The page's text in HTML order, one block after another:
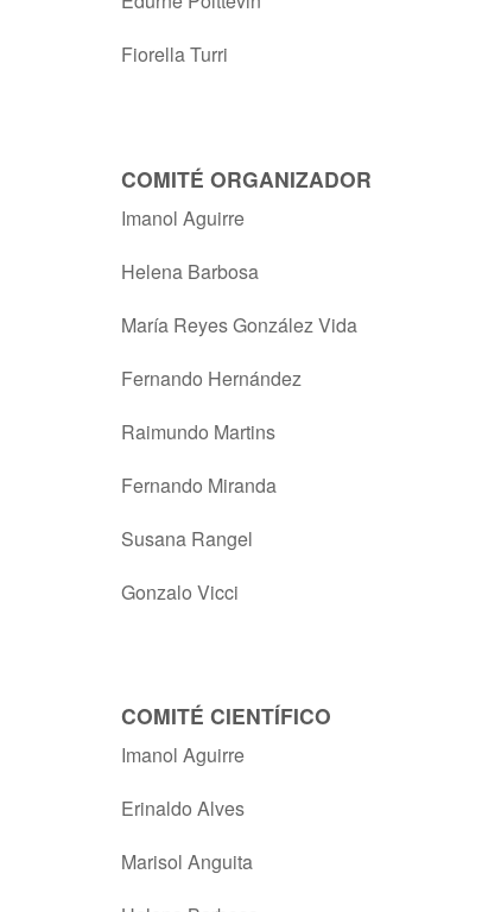
Fiorella Turri
COMITÉ ORGANIZADOR
Imanol Aguirre
Helena Barbosa
María Reyes González Vida
Fernando Hernández
Raimundo Martins
Fernando Miranda
Susana Rangel
Gonzalo Vicci
COMITÉ CIENTÍFICO
Imanol Aguirre
Erinaldo Alves
Marisol Anguita